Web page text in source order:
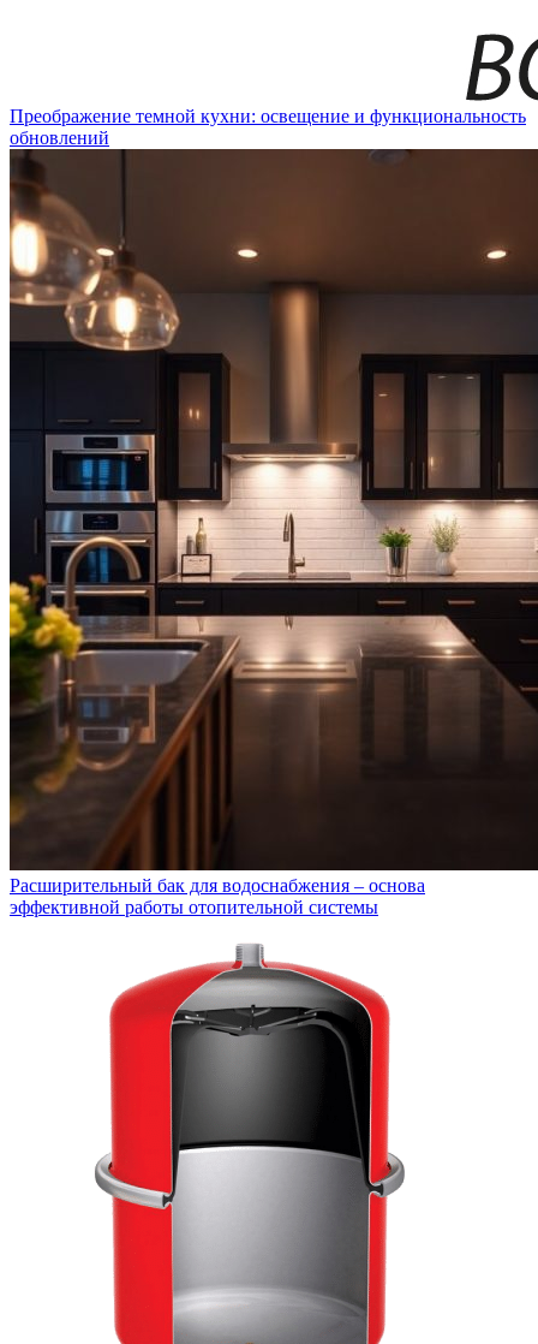
Преображение темной кухни: освещение и функциональность
обновлений
Расширительный бак для водоснабжения – основа
эффективной работы отопительной системы